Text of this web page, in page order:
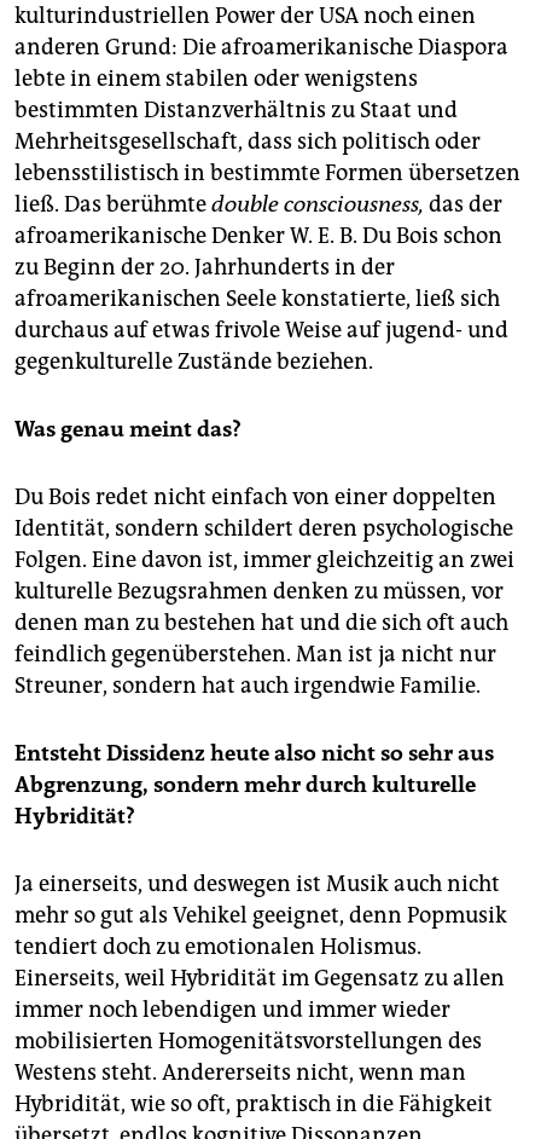
kulturindustriellen Power der USA noch einen
anderen Grund: Die afroamerikanische Diaspora
lebte in einem stabilen oder wenigstens
bestimmten Distanzverhältnis zu Staat und
Mehrheitsgesellschaft, dass sich politisch oder
lebensstilistisch in bestimmte Formen übersetzen
ließ. Das berühmtedouble consciousness, das der
afroamerikanische Denker W. E. B. Du Bois schon
zu Beginn der 20. Jahrhunderts in der
afroamerikanischen Seele konstatierte, ließ sich
durchaus auf etwas frivole Weise auf jugend- und
gegenkulturelle Zustände beziehen.
Was genau meint das?
Du Bois redet nicht einfach von einer doppelten
Identität, sondern schildert deren psychologische
Folgen. Eine davon ist, immer gleichzeitig an zwei
kulturelle Bezugsrahmen denken zu müssen, vor
denen man zu bestehen hat und die sich oft auch
feindlich gegenüberstehen. Man ist ja nicht nur
Streuner, sondern hat auch irgendwie Familie.
Entsteht Dissidenz heute also nicht so sehr aus
Abgrenzung, sondern mehr durch kulturelle
Hybridität?
Ja einerseits, und deswegen ist Musik auch nicht
mehr so gut als Vehikel geeignet, denn Popmusik
tendiert doch zu emotionalen Holismus.
Einerseits, weil Hybridität im Gegensatz zu allen
immer noch lebendigen und immer wieder
mobilisierten Homogenitätsvorstellungen des
Westens steht. Andererseits nicht, wenn man
Hybridität, wie so oft, praktisch in die Fähigkeit